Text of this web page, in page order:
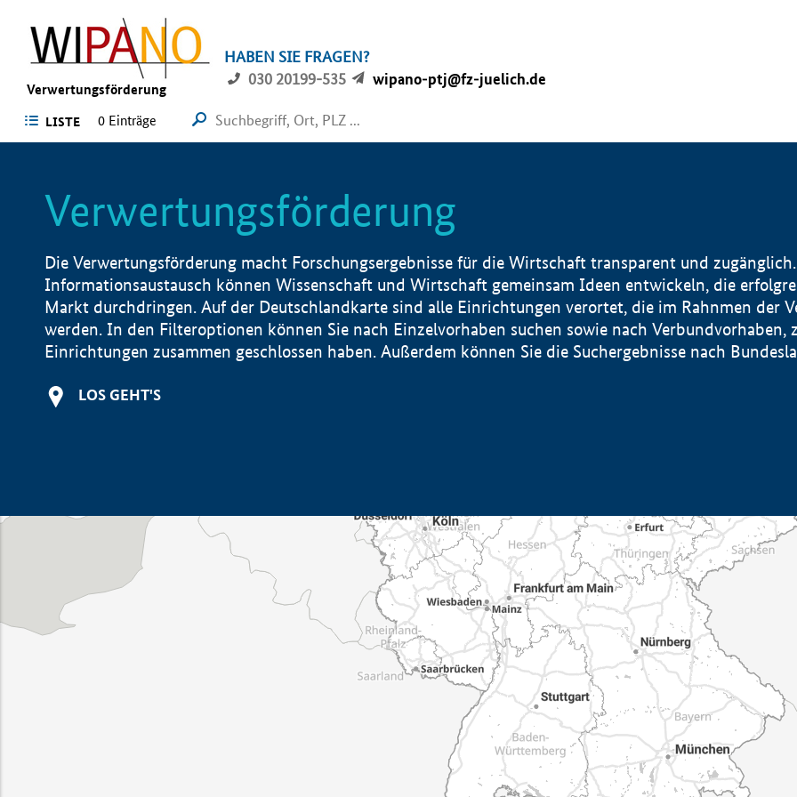
Verwertungsförderung
HABEN SIE FRAGEN?
030 20199-535
wipano-ptj@fz-juelich.de
LISTE 0 Einträge
Verwertungsförderung
Die Verwertungsförderung macht Forschungsergebnisse für die Wirtschaft transparent und
Informationsaustausch können Wissenschaft und Wirtschaft gemeinsam Ideen entwickeln, die
Markt durchdringen. Auf der Deutschlandkarte sind alle Einrichtungen verortet, die im Rahnmen der
werden. In den Filteroptionen können Sie nach Einzelvorhaben suchen sowie nach Verbundvorhaben,
Einrichtungen zusammen geschlossen haben. Außerdem können Sie die Suchergebnisse nach
LOS GEHT'S